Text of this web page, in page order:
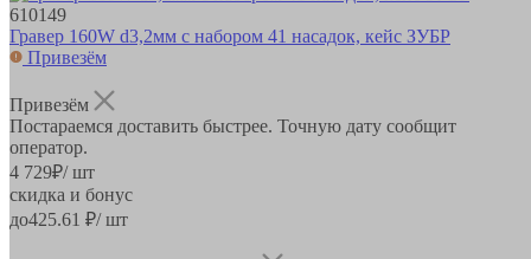
610149
Гравер 160W d3,2мм с набором 41 насадок, кейс ЗУБР
Привезём
Привезём
Постараемся доставить быстрее. Точную дату сообщит
оператор.
4 729₽/ шт
скидка и бонус
до425.61 ₽/ шт